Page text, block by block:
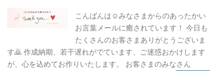
こんばんは☺️みなさまからのあったかい
お言葉メールに癒されています！ 今日も
たくさんのお客さまありがとうございま
す🙇 作成納期、若干遅れがでています、ご迷惑おかけします
が、心を込めてお作りいたします。 お客さまのみなさん